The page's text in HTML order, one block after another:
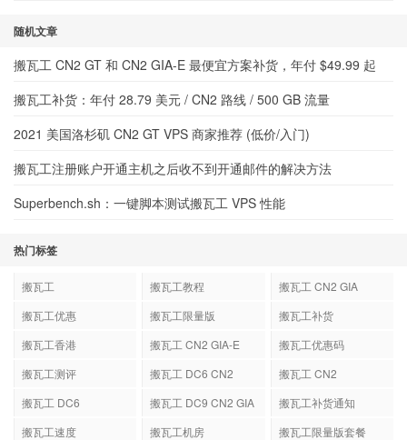
随机文章
搬瓦工 CN2 GT 和 CN2 GIA-E 最便宜方案补货，年付 $49.99 起
搬瓦工补货：年付 28.79 美元 / CN2 路线 / 500 GB 流量
2021 美国洛杉矶 CN2 GT VPS 商家推荐 (低价/入门)
搬瓦工注册账户开通主机之后收不到开通邮件的解决方法
Superbench.sh：一键脚本测试搬瓦工 VPS 性能
热门标签
搬瓦工 搬瓦工教程
搬瓦工 CN2 GIA
搬瓦工优惠
搬瓦工限量版
搬瓦工补货
搬瓦工香港
搬瓦工 CN2 GIA-E
搬瓦工优惠码
搬瓦工测评
搬瓦工 DC6 CN2
搬瓦工 CN2
搬瓦工 DC6
搬瓦工 DC9 CN2 GIA
搬瓦工补货通知
搬瓦工速度
搬瓦工机房
搬瓦工限量版套餐